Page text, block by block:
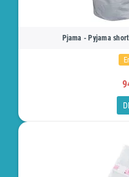
Pjama - Pyjama